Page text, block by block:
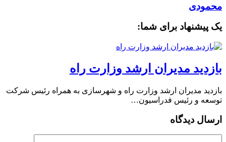
محمودی
یک پیشنهاد برای شما:
بازدید مدیران ارشد وزارت راه
بازدید مدیران ارشد وزارت راه و شهرسازی به همراه رئیس شرکت
توسعه و رئیس فدراسیون…
ارسال دیدگاه